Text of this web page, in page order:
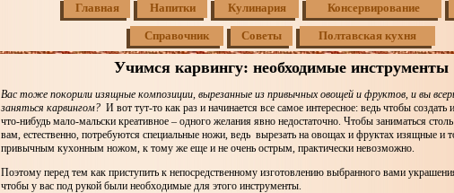
Главная Напитки Кулинария Консервирование
Справочник Советы Полтавская кухня
Учимся карвингу: необходимые инструменты
Вас тоже покорили изящные композиции, вырезанные из привычных овощей и фруктов, и вы
заняться карвингом? И вот тут-то как раз и начинается все самое интересное: ведь чтобы
что-нибудь мало-мальски креативное – одного желания явно недостаточно. Чтобы заниматься
вам, естественно, потребуются специальные ножи, ведь вырезать на овощах и фруктах изящные и
привычным кухонным ножом, к тому же еще и не очень острым, практически невозможно.
Поэтому перед тем как приступить к непосредственному изготовлению выбранного вами
чтобы у вас под рукой были необходимые для этого инструменты.